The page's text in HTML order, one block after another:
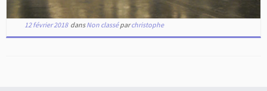
12 février 2018dansNon classéparchristophe